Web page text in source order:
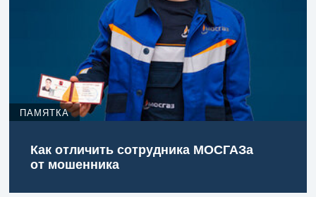
ПАМЯТКА
Как отличить сотрудника МОСГАЗа
от мошенника